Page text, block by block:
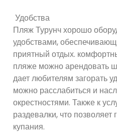
Удобства
Пляж Турунч хорошо
удобствами,
приятный отдых.
пляже можно арендовать
дает любителям загорать
можно расслабиться и
окрестностями. Также к
раздевалки, что
купания.